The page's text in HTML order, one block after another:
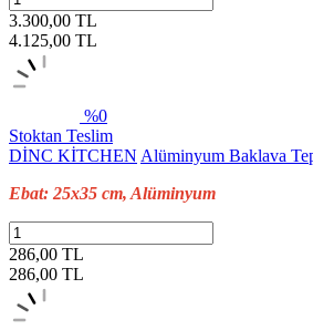
3.300,00 TL
4.125,00 TL
%0
Stoktan Teslim
DİNC KİTCHEN Alüminyum Baklava
Ebat: 25x35 cm, Alüminyum
286,00 TL
286,00 TL